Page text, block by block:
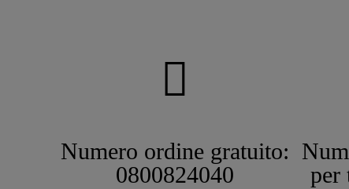
Numero ordine gratuito:
0800824040
per